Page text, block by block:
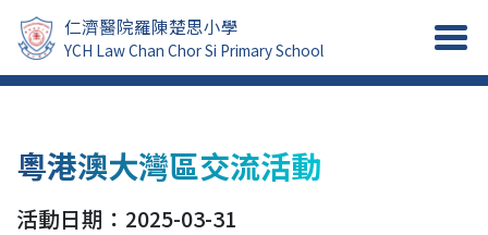
仁濟醫院羅陳楚思小學
YCH Law Chan Chor Si Primary School
粵港澳大灣區交流活動
活動日期：2025-03-31